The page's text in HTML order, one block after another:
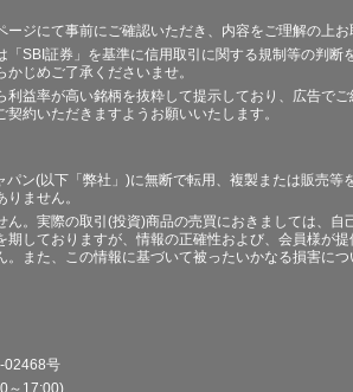
ジにて事前にご確認いただき、内容をご理解の上お
SBI証券」を基準に信用取引に関する規制等の判断
じめご了承くださいませ。
益率が高い銘柄を抜粋して提示しており、広告で
約いただきますようお願いいたします。
ン(以下「弊社」)に無断で転用、複製または販売等
ません。
。実際の取引(投資)商品の売買におきましては、自
しておりますが、情報の正確性および、会員様が提
また、この情報に基づいて被ったいかなる損害に
02468号
～17:00)